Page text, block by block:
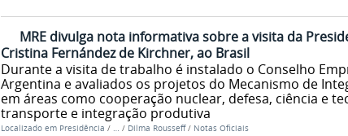
MRE divulga nota informativa sobre a visita da
Cristina Fernández de Kirchner, ao Brasil
Durante a visita de trabalho é instalado o Conselho
Argentina e avaliados os projetos do Mecanismo de
em áreas como cooperação nuclear, defesa, ciência e
transporte e integração produtiva
Localizado em Presidência / … / Dilma Rousseff / Notas Oficiais